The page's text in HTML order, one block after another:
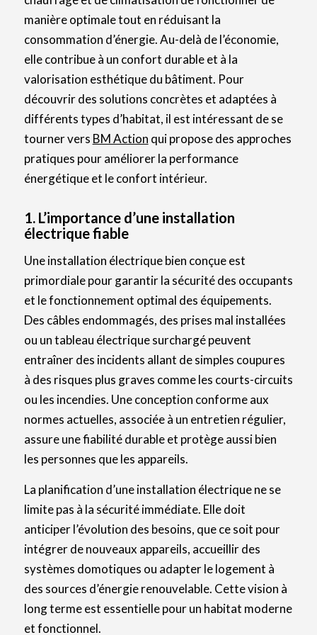
manière optimale tout en réduisant la
consommation d’énergie. Au-delà de l’économie,
elle contribue à un confort durable et à la
valorisation esthétique du bâtiment. Pour
découvrir des solutions concrètes et adaptées à
différents types d’habitat, il est intéressant de se
tourner vers BM Action qui propose des approches
pratiques pour améliorer la performance
énergétique et le confort intérieur.
1. L’importance d’une installation
électrique fiable
Une installation électrique bien conçue est
primordiale pour garantir la sécurité des occupants
et le fonctionnement optimal des équipements.
Des câbles endommagés, des prises mal installées
ou un tableau électrique surchargé peuvent
entraîner des incidents allant de simples coupures
à des risques plus graves comme les courts-circuits
ou les incendies. Une conception conforme aux
normes actuelles, associée à un entretien régulier,
assure une fiabilité durable et protège aussi bien
les personnes que les appareils.
La planification d’une installation électrique ne se
limite pas à la sécurité immédiate. Elle doit
anticiper l’évolution des besoins, que ce soit pour
intégrer de nouveaux appareils, accueillir des
systèmes domotiques ou adapter le logement à
des sources d’énergie renouvelable. Cette vision à
long terme est essentielle pour un habitat moderne
et fonctionnel.